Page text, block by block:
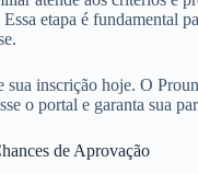
etapa é fundamental
sua inscrição hoje. O
o portal e garanta sua
de Aprovação